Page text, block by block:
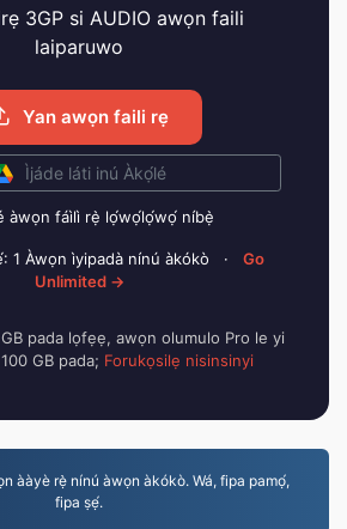
3GP si AUDIO awọn faili
laiparuwo
Yan awọn faili rẹ
Ìjáde láti inú Àkọ́lé
àwọn fáìlì rẹ̀ lọ́wọ́lọ́wọ́ níbẹ̀
1 Àwọn ìyipadà nínú àkókò ·
Go
Unlimited →
pada lọfẹẹ, awọn olumulo Pro le yi
GB pada; Forukọsilẹ nisinsinyi
ààyè rẹ̀ nínú àwọn àkókò. Wá, fipa pamọ́,
fipa ṣẹ́.